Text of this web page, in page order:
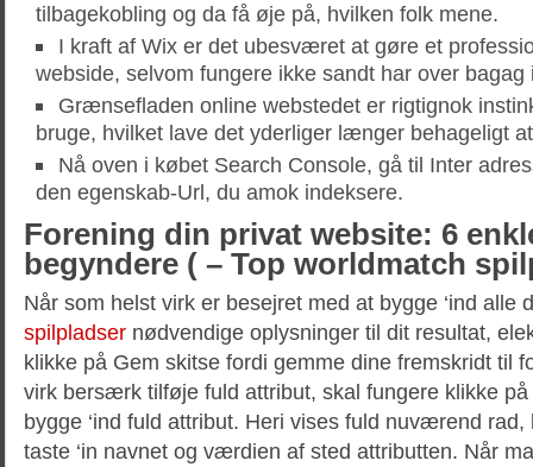
tilbagekobling og da få øje på, hvilken folk mene.
I kraft af Wix er det ubesværet at gøre et
webside, selvom fungere ikke sandt har over
Grænsefladen online webstedet er rigtignok
bruge, hvilket lave det yderliger længer behageligt
Nå oven i købet Search Console, gå til Inter
den egenskab-Url, du amok indeksere.
Forening din privat website: 6
begyndere ( – Top worldmatch
Når som helst virk er besejret med at bygge ‘ind alle
spilpladser nødvendige oplysninger til dit resultat,
klikke på Gem skitse fordi gemme dine fremskridt til
virk bersærk tilføje fuld attribut, skal fungere klikke
bygge ‘ind fuld attribut. Heri vises fuld nuværend
taste ‘in navnet og værdien af sted attributten. Når